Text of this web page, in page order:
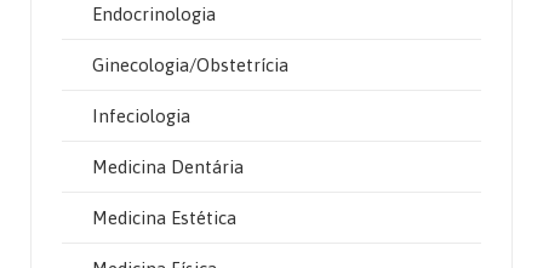
Endocrinologia
Ginecologia/Obstetrícia
Infeciologia
Medicina Dentária
Medicina Estética